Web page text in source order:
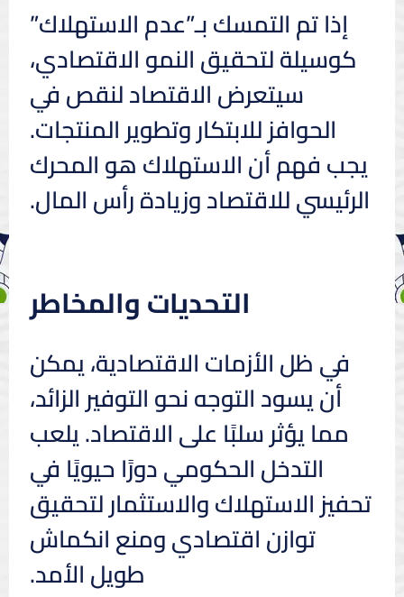
إذا تم التمسك بـ”عدم الاستهلاك”
كوسيلة لتحقيق النمو الاقتصادي،
سيتعرض الاقتصاد لنقص في
الحوافز للابتكار وتطوير المنتجات.
يجب فهم أن الاستهلاك هو المحرك
الرئيسي للاقتصاد وزيادة رأس المال.
التحديات والمخاطر
في ظل الأزمات الاقتصادية، يمكن
أن يسود التوجه نحو التوفير الزائد،
مما يؤثر سلبًا على الاقتصاد. يلعب
التدخل الحكومي دورًا حيويًا في
تحفيز الاستهلاك والاستثمار لتحقيق
توازن اقتصادي ومنع انكماش
طويل الأمد.